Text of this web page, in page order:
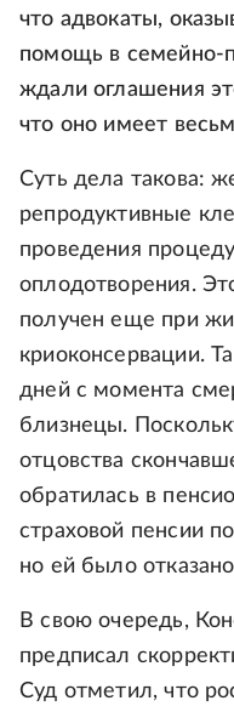
что адвокаты,
помощь в семейно-
ждали оглашения
что оно имеет
Суть дела такова:
репродуктивные
проведения
оплодотворения.
получен еще при
криоконсервации.
дней с момента
близнецы.
отцовства
обратилась в
страховой пенсии
но ей было
В свою очередь,
предписал
Суд отметил, что